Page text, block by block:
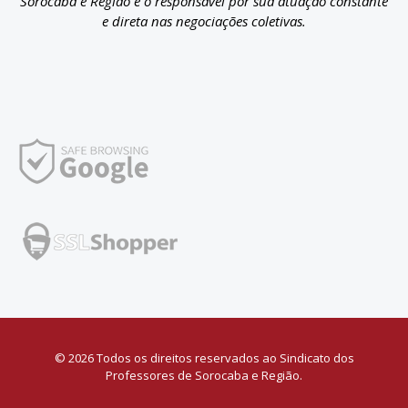
e direta nas negociações coletivas.
© 2026 Todos os direitos reservados ao Sindicato dos
Professores de Sorocaba e Região.